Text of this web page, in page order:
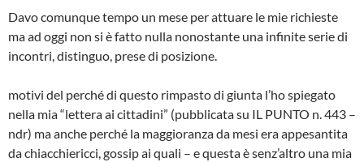
Davo comunque tempo un mese per attuare le mie richieste
ma ad oggi non si è fatto nulla nonostante una infinite serie di
incontri, distinguo, prese di posizione.
motivi del perché di questo rimpasto di giunta l’ho spiegato
nella mia “lettera ai cittadini” (pubblicata su IL PUNTO n. 443 –
ndr) ma anche perché la maggioranza da mesi era appesantita
da chiacchiericci, gossip ai quali – e questa è senz’altro una mia